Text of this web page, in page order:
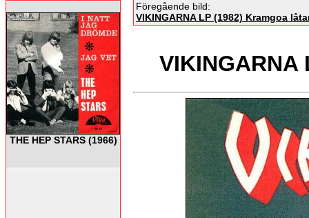
THE HEP STARS (1966)
Föregående bild:
VIKINGARNA LP (1982) Kramgoa